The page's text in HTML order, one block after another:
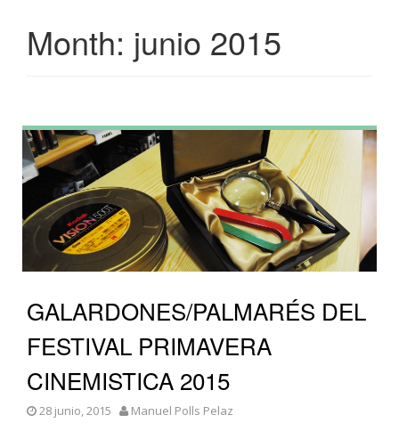
Month: junio 2015
GALARDONES/PALMARÉS DEL
FESTIVAL PRIMAVERA
CINEMISTICA 2015
28 junio, 2015 Manuel Polls Pelaz